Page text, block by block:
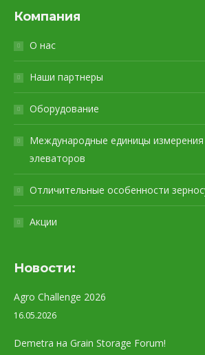
Компания
О нас
Наши партнеры
Оборудование
Международные единицы измерения
элеваторов
Отличительные особенности
Акции
Новости:
Agro Challenge 2026
16.05.2026
Demetra на Grain Storage Forum!